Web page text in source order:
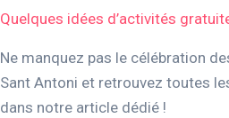
Quelques idées d’activités
Ne manquez pas le célébration
Sant Antoni et retrouvez toutes
dans notre article dédié !